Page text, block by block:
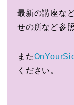
最新の講座な
せの所など参
また
ください。